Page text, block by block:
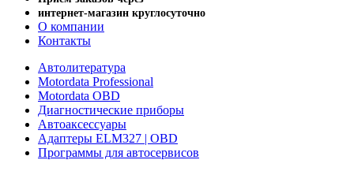
интернет-магазин круглосуточно
О компании
Контакты
Автолитература
Motordata Professional
Motordata OBD
Диагностические приборы
Автоаксессуары
Адаптеры ELM327 | OBD
Программы для автосервисов